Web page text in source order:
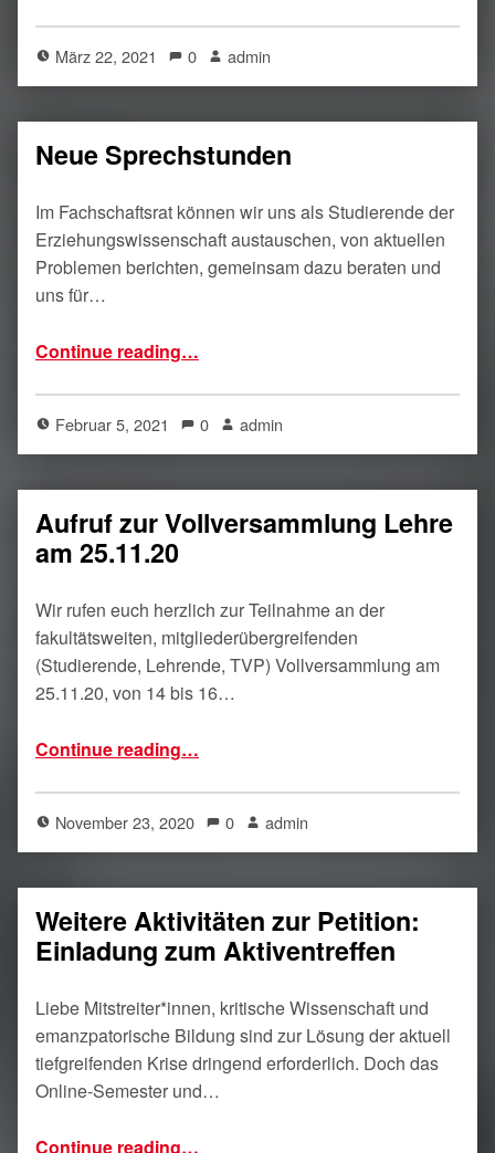
März 22, 2021 0 admin
Neue Sprechstunden
Im Fachschaftsrat können wir uns als Studierende der
Erziehungswissenschaft austauschen, von aktuellen
Problemen berichten, gemeinsam dazu beraten und
uns für…
Continue reading…
Februar 5, 2021 0 admin
Aufruf zur Vollversammlung Lehre
am 25.11.20
Wir rufen euch herzlich zur Teilnahme an der
fakultätsweiten, mitgliederübergreifenden
(Studierende, Lehrende, TVP) Vollversammlung am
25.11.20, von 14 bis 16…
Continue reading…
November 23, 2020 0 admin
Weitere Aktivitäten zur Petition:
Einladung zum Aktiventreffen
Liebe Mitstreiter*innen, kritische Wissenschaft und
emanzpatorische Bildung sind zur Lösung der aktuell
tiefgreifenden Krise dringend erforderlich. Doch das
Online-Semester und…
Continue reading…